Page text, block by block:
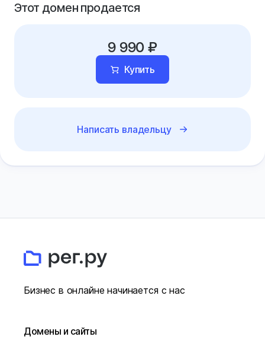
Этот домен продается
9 990 ₽
Купить
Написать владельцу
Бизнес в онлайне начинается с нас
Домены и сайты